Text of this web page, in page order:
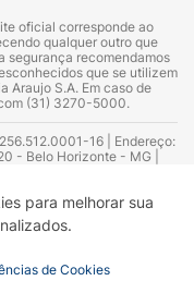
para melhorar sua
de Cookies
oficial corresponde ao
qualquer outro que
segurança recomendamos
que se utilizem
Araujo S.A. Em caso de
(31) 3270-5000.
16 | Endereço:
- Belo Horizonte - MG |
Alvarenga – CRF 52.584 -
- CRF Nº 13.748. Alvará
da Empresa (AFE):